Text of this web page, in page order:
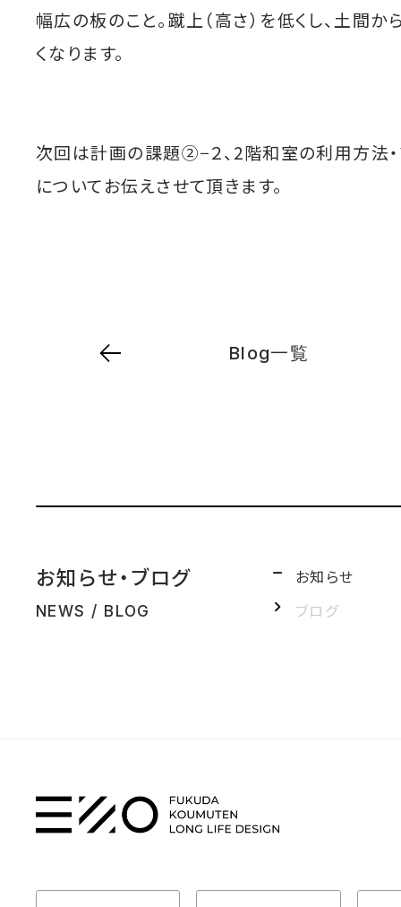
幅広の板のこと。蹴上（高さ）を低くし、土間か
くなります。
次回は計画の課題②−２、2階和室の利用方法
についてお伝えさせて頂きます。
Blog一覧
お知らせ・ブログ
NEWS / BLOG
お知らせ
ブログ